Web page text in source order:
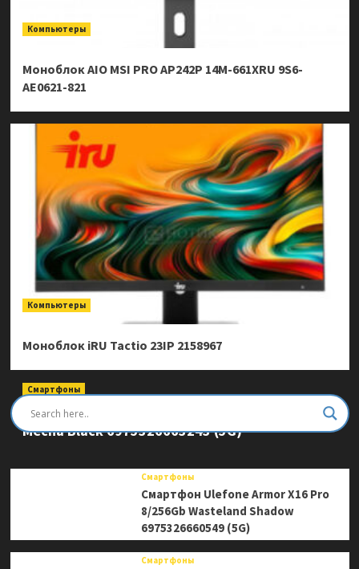
Компьютеры
Моноблок AIO MSI PRO AP242P 14M-661XRU 9S6-
AE0621-821
Компьютеры
Моноблок iRU Tactio 23IP 2158967
Смартфоны
Смартфон Ulefone Armor Mini 20 Pro 8/256Gb
Mecha Black 6975326663243 (5G)
Смартфоны
Смартфон Ulefone Armor X16 Pro
8/256Gb Wasteland Shadow
6975326660549 (5G)
Смартфоны